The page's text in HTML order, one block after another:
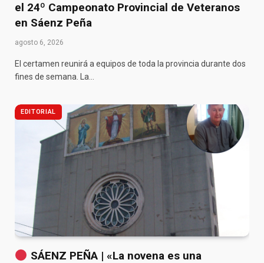
el 24º Campeonato Provincial de Veteranos
en Sáenz Peña
agosto 6, 2026
El certamen reunirá a equipos de toda la provincia durante dos
fines de semana. La…
EDITORIAL
SÁENZ PEÑA | «La novena es una